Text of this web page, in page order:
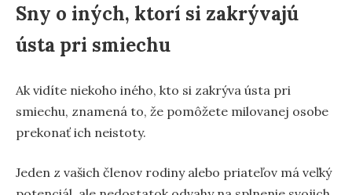
Sny o iných, ktorí si zakrývajú
ústa pri smiechu
Ak vidíte niekoho iného, kto si zakrýva ústa pri
smiechu, znamená to, že pomôžete milovanej osobe
prekonať ich neistoty.
Jeden z vašich členov rodiny alebo priateľov má veľký